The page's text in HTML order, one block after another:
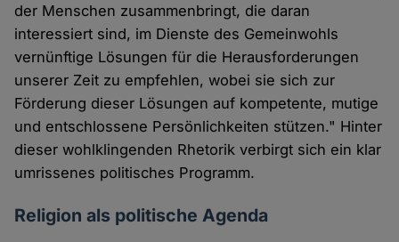
der Menschen zusammenbringt, die daran
interessiert sind, im Dienste des Gemeinwohls
vernünftige Lösungen für die Herausforderungen
unserer Zeit zu empfehlen, wobei sie sich zur
Förderung dieser Lösungen auf kompetente, mutige
und entschlossene Persönlichkeiten stützen." Hinter
dieser wohlklingenden Rhetorik verbirgt sich ein klar
umrissenes politisches Programm.
Religion als politische Agenda